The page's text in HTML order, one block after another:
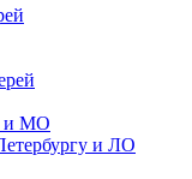
и МО
и ЛО